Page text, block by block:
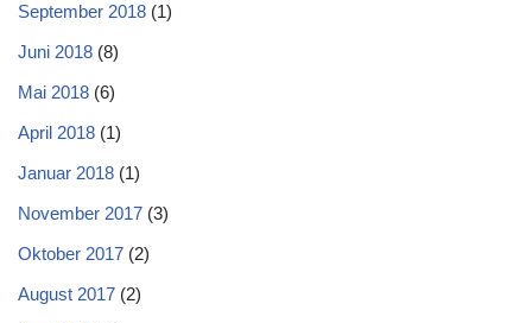
September 2018 (1)
Juni 2018 (8)
Mai 2018 (6)
April 2018 (1)
Januar 2018 (1)
November 2017 (3)
Oktober 2017 (2)
August 2017 (2)